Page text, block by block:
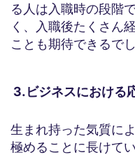
る人は入職時の段階
く、入職後たくさん
ことも期待できるでし
3.ビジネスにおける
生まれ持った気質に
極めることに長けて